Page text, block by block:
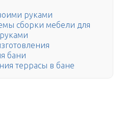
руками
сборки мебели для
бани
террасы в бане